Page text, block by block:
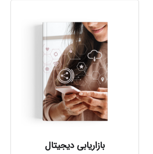
بازاریابی دیجیتال